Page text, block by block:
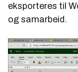
eksporteres til
og samarbeid.